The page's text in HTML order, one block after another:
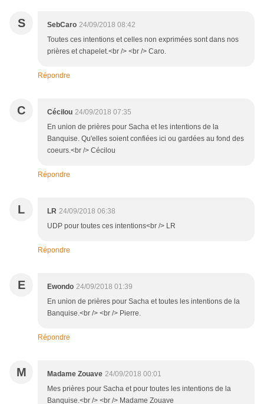
S SebCaro 24/09/2018 08:42
Toutes ces intentions et celles non exprimées sont dans nos
prières et chapelet.<br /> <br /> Caro.
Répondre
C Cécilou 24/09/2018 07:35
En union de prières pour Sacha et les intentions de la
Banquise. Qu'elles soient confiées ici ou gardées au fond des
coeurs.<br /> Cécilou
Répondre
L LR 24/09/2018 06:38
UDP pour toutes ces intentions<br /> LR
Répondre
E Ewondo 24/09/2018 01:39
En union de prières pour Sacha et toutes les intentions de la
Banquise.<br /> <br /> Pierre.
Répondre
M Madame Zouave 24/09/2018 00:01
Mes prières pour Sacha et pour toutes les intentions de la
Banquise.<br /> <br /> Madame Zouave